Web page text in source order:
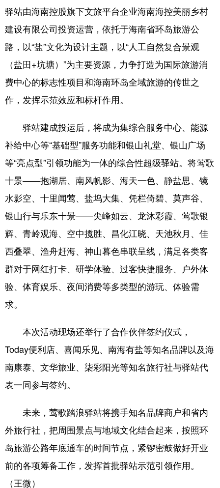
驿站由海南控股旗下文旅平台企业海南海控美丽乡村
建设有限公司投资运营，依托于海南省环岛旅游公
路，以“盐”文化为设计主题，以“人工自然复合景观
（盐田+坑塘）”为主要资源，力争打造为国际旅游消
费中心的标志性项目和海南环岛全域旅游的传世之
作，发挥示范效应和标杆作用。
驿站建成投运后，将成为集综合服务中心、能源
补给中心等“基础型”服务功能和银山礼堂、银山广场
等“亮点型”引领功能为一体的综合性超级驿站。将莺歌
十景——抱湖居、南风帆影、海天一色、静盐思、镜
水影空、十里闻莺、盐坞大集、凭栏倚碧、莫声谷、
银山行与乐东十景——尖峰如云、龙沐彩霞、莺歌银
辉、青岭观海、空中揽胜、昌化江晓、天池秋月、佳
西叠翠、渔舟赶海、神山暮色串联呈线，满足各类客
群对于网红打卡、研学体验、过客快捷服务、户外体
验、体育娱乐、夜间消费等多类型的游玩、体验需
求。
本次活动现场还举行了合作伙伴签约仪式，
Today便利店、喜闻乐见、南海有盐等知名品牌以及海
南康泰、文华旅业、柒彩阳光等知名旅行社与驿站代
表一同参与签约。
未来，莺歌踏浪驿站将携手知名品牌商户和省内
外旅行社，把周围景点与地域文化结合起来，按照环
岛旅游公路年底通车的时间节点，紧锣密鼓做好开业
前的各项筹备工作，发挥首批驿站示范引领作用。
（王微）